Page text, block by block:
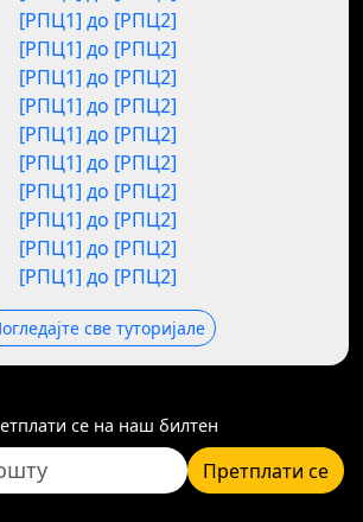
[РПЦ1] до [РПЦ2]
[РПЦ1] до [РПЦ2]
[РПЦ1] до [РПЦ2]
[РПЦ1] до [РПЦ2]
[РПЦ1] до [РПЦ2]
[РПЦ1] до [РПЦ2]
[РПЦ1] до [РПЦ2]
[РПЦ1] до [РПЦ2]
[РПЦ1] до [РПЦ2]
[РПЦ1] до [РПЦ2]
све туторијале
се на наш билтен
Претплати се